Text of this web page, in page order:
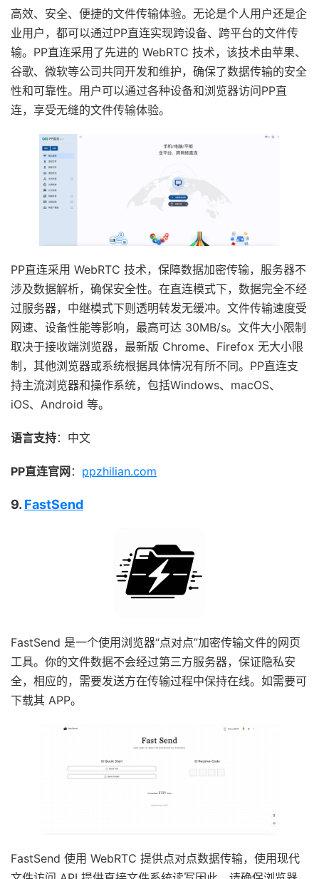
高效、安全、便捷的文件传输体验。无论是个人用户还是企
业用户，都可以通过PP直连实现跨设备、跨平台的文件传
输。PP直连采用了先进的 WebRTC 技术，该技术由苹果、
谷歌、微软等公司共同开发和维护，确保了数据传输的安全
性和可靠性。用户可以通过各种设备和浏览器访问PP直
连，享受无缝的文件传输体验。
PP直连采用 WebRTC 技术，保障数据加密传输，服务器不
涉及数据解析，确保安全性。在直连模式下，数据完全不经
过服务器，中继模式下则透明转发无缓冲。文件传输速度受
网速、设备性能等影响，最高可达 30MB/s。文件大小限制
取决于接收端浏览器，最新版 Chrome、Firefox 无大小限
制，其他浏览器或系统根据具体情况有所不同。PP直连支
持主流浏览器和操作系统，包括Windows、macOS、
iOS、Android 等。
语言支持：中文
PP直连官网 ： ppzhilian.com
9. FastSend
FastSend 是一个使用浏览器“点对点”加密传输文件的网页
工具。你的文件数据不会经过第三方服务器，保证隐私安
全，相应的，需要发送方在传输过程中保持在线。如需要可
下载其 APP。
FastSend 使用 WebRTC 提供点对点数据传输，使用现代